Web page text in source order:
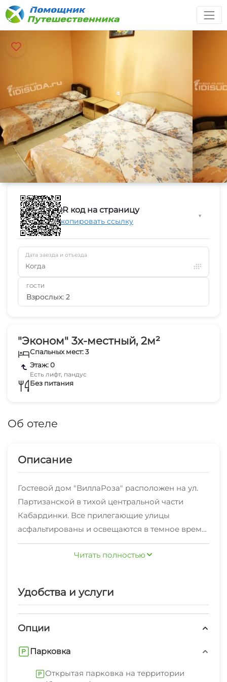
"Эконом" 3х-местный, 2м²
Спальных мест: 3
Этаж: 0
Есть лифт, пандус
Без питания
Об отеле
Описание
Гостевой дом "ВиллаРоза" расположен на ул.
Партизанской в тихой центральной части
Кабардинки. Все прилегающие улицы
асфальтированы и освещаются в темное время
суток. Дорога на море проходит через центр
посёлка, где сосредоточена вся
самом гостевом доме к услугам отдыхающих
общая кухня для самостоятельного
отдыха.
Читать полностью
Удобства и услуги
Опции
Парковка
Открытая парковка на территории
QR код на страницу
Скопировать ссылку
▼
Дата заезда и отъезда
Когда
ГОСТИ
Взрослых: 2